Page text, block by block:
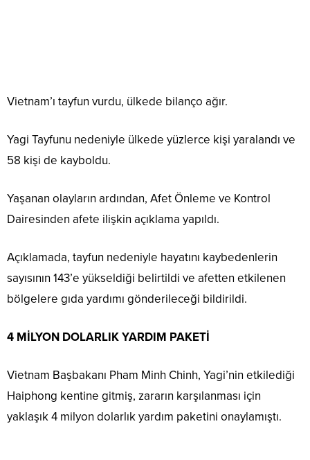
Vietnam’ı tayfun vurdu, ülkede bilanço ağır.
Yagi Tayfunu nedeniyle ülkede yüzlerce kişi yaralandı ve
58 kişi de kayboldu.
Yaşanan olayların ardından, Afet Önleme ve Kontrol
Dairesinden afete ilişkin açıklama yapıldı.
Açıklamada, tayfun nedeniyle hayatını kaybedenlerin
sayısının 143’e yükseldiği belirtildi ve afetten etkilenen
bölgelere gıda yardımı gönderileceği bildirildi.
4 MİLYON DOLARLIK YARDIM PAKETİ
Vietnam Başbakanı Pham Minh Chinh, Yagi’nin etkilediği
Haiphong kentine gitmiş, zararın karşılanması için
yaklaşık 4 milyon dolarlık yardım paketini onaylamıştı.